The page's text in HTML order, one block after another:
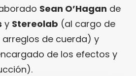
Sean O’Hagan de
y Stereolab (al cargo de
de cuerda) y
de los efectos y